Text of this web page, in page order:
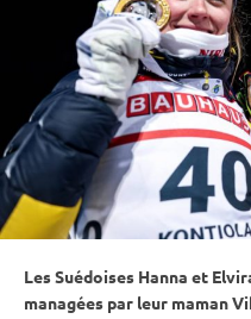
Les Suédoises Hanna et
managées par leur maman